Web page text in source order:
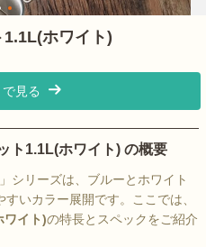
2
1.1L(ホワイト)
見る
ト1.1L(ホワイト) の概要
シリーズは、ブルーとホワイト
いカラー展開です。ここでは、
ワイト)の特長とスペックをご紹介